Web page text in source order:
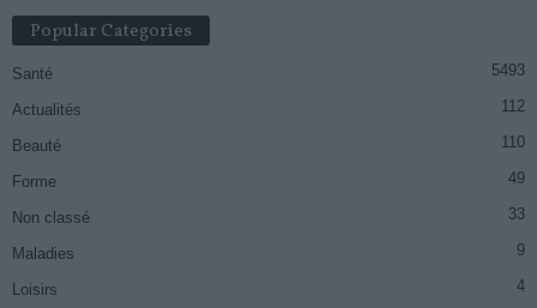
Popular Categories
Santé 5493
Actualités 112
Beauté 110
Forme 49
Non classé 33
Maladies 9
Loisirs 4